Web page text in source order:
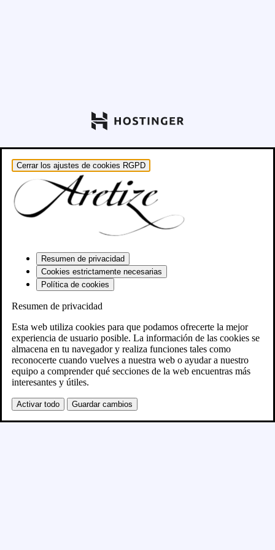
Próximamente
Se está creando el nuevo sitio WordPress y se
publicará en breve
Cerrar los ajustes de cookies RGPD
Resumen de privacidad
Cookies estrictamente necesarias
Política de cookies
Resumen de privacidad
Esta web utiliza cookies para que podamos ofrecerte la mejor
experiencia de usuario posible. La información de las cookies se
almacena en tu navegador y realiza funciones tales como
reconocerte cuando vuelves a nuestra web o ayudar a nuestro
equipo a comprender qué secciones de la web encuentras más
interesantes y útiles.
Activar todo Guardar cambios